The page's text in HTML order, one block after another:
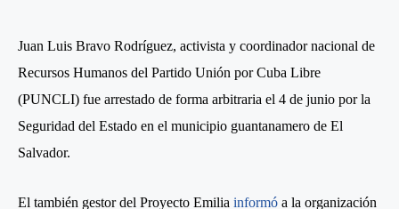
Juan Luis Bravo Rodríguez, activista y coordinador nacional de
Recursos Humanos del Partido Unión por Cuba Libre
(PUNCLI) fue arrestado de forma arbitraria el 4 de junio por la
Seguridad del Estado en el municipio guantanamero de El
Salvador.
El también gestor del Proyecto Emilia informó a la organización